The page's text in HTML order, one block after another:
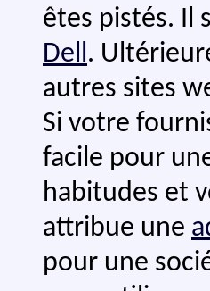
êtes pistés. Il
Dell.
autres sites
Si votre
facile pour
habitudes et
attribue une
pour une